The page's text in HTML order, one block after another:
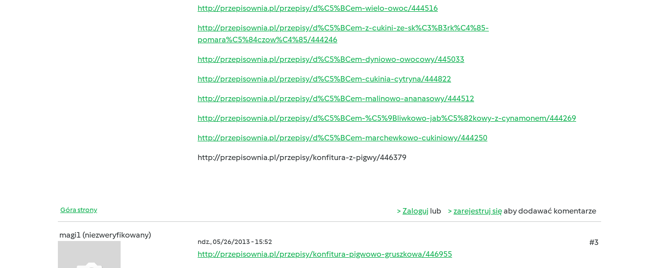
http://przepisownia.pl/przepisy/d%C5%BCem-wielo-owoc/444516
http://przepisownia.pl/przepisy/d%C5%BCem-z-cukini-ze-sk%C3%B3rk%C4%85-
pomara%C5%84czow%C4%85/444246
http://przepisownia.pl/przepisy/d%C5%BCem-dyniowo-owocowy/445033
http://przepisownia.pl/przepisy/d%C5%BCem-cukinia-cytryna/444822
http://przepisownia.pl/przepisy/d%C5%BCem-malinowo-ananasowy/444512
http://przepisownia.pl/przepisy/d%C5%BCem-%C5%9Bliwkowo-jab%C5%82kowy-z-cynamonem/444269
http://przepisownia.pl/przepisy/d%C5%BCem-marchewkowo-cukiniowy/444250
http://przepisownia.pl/przepisy/konfitura-z-pigwy/446379
Góra strony Zaloguj lub zarejestruj sięaby dodawać komentarze
magi1 (niezweryfikowany)
ndz., 05/26/2013 - 15:52
#3
http://przepisownia.pl/przepisy/konfitura-pigwowo-gruszkowa/446955